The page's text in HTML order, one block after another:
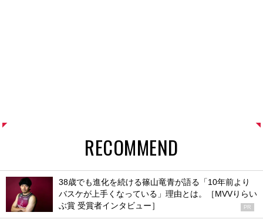
RECOMMEND
38歳でも進化を続ける篠山竜青が語る「10年前より
バスケが上手くなっている」理由とは。［MVVりらい
ぶ賞 受賞者インタビュー］
PR